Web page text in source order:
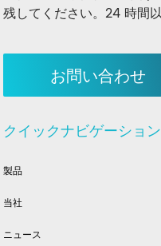
残してください。24 時間
お問い合わせ
クイックナビゲーション
製品
当社
ニュース